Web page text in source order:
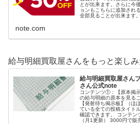
とが出来ます。さらに今
ョンもこちらに追加され
全部見ることが出来ます。
note.com
給与明細買取屋さんをもっと楽し
給与明細買取屋さん
さん公式note
コンテンツ①：【原本掲
の給与明細の原本を見る
【発射待ち掲示板】（ほ
ている全ての投稿タイト
確認できます。 コンテン
（月1更新） 3000円で販